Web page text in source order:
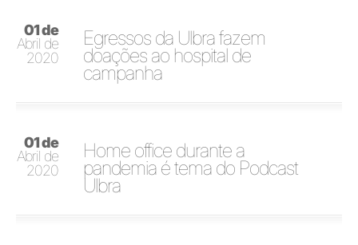
01 de
Abril de
2020
Egressos da Ulbra fazem
doações ao hospital de
campanha
01 de
Abril de
2020
Home office durante a
pandemia é tema do Podcast
Ulbra